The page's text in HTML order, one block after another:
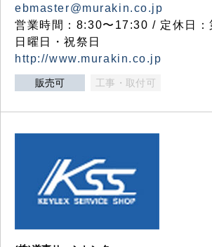
ebmaster@murakin.co.jp
営業時間：8:30〜17:30 / 定休日：
日曜日・祝祭日
http://www.murakin.co.jp
販売可 工事・取付可